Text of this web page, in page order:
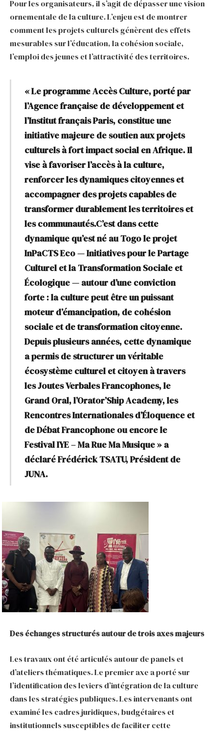
Pour les organisateurs, il s’agit de dépasser une vision
ornementale de la culture. L’enjeu est de montrer
comment les projets culturels génèrent des effets
mesurables sur l’éducation, la cohésion sociale,
l’emploi des jeunes et l’attractivité des territoires.
« Le programme Accès Culture, porté par
l’Agence française de développement et
l’Institut français Paris, constitue une
initiative majeure de soutien aux projets
culturels à fort impact social en Afrique. Il
vise à favoriser l’accès à la culture,
renforcer les dynamiques citoyennes et
accompagner des projets capables de
transformer durablement les territoires et
les communautés.C’est dans cette
dynamique qu’est né au Togo le projet
InPaCTS Eco — Initiatives pour le Partage
Culturel et la Transformation Sociale et
Écologique — autour d’une conviction
forte : la culture peut être un puissant
moteur d’émancipation, de cohésion
sociale et de transformation citoyenne.
Depuis plusieurs années, cette dynamique
a permis de structurer un véritable
écosystème culturel et citoyen à travers
les Joutes Verbales Francophones, le
Grand Oral, l’Orator’Ship Academy, les
Rencontres Internationales d’Éloquence et
de Débat Francophone ou encore le
Festival IYE – Ma Rue Ma Musique » a
déclaré Frédérick TSATU, Président de
JUNA.
Des échanges structurés autour de trois axes majeurs
Les travaux ont été articulés autour de panels et
d’ateliers thématiques. Le premier axe a porté sur
l’identification des leviers d’intégration de la culture
dans les stratégies publiques. Les intervenants ont
examiné les cadres juridiques, budgétaires et
institutionnels susceptibles de faciliter cette